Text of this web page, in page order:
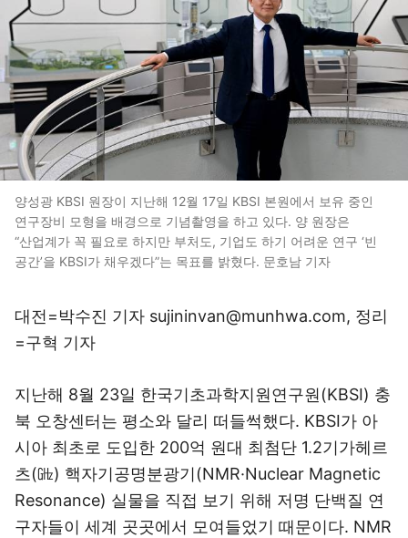
양성광 KBSI 원장이 지난해 12월 17일 KBSI 본원에서 보유 중인
연구장비 모형을 배경으로 기념촬영을 하고 있다. 양 원장은
“산업계가 꼭 필요로 하지만 부처도, 기업도 하기 어려운 연구 ‘빈
공간’을 KBSI가 채우겠다”는 목표를 밝혔다. 문호남 기자
대전=박수진 기자 sujininvan@munhwa.com, 정리
=구혁 기자
지난해 8월 23일 한국기초과학지원연구원(KBSI) 충
북 오창센터는 평소와 달리 떠들썩했다. KBSI가 아
시아 최초로 도입한 200억 원대 최첨단 1.2기가헤르
츠(㎓) 핵자기공명분광기(NMR·Nuclear Magnetic
Resonance) 실물을 직접 보기 위해 저명 단백질 연
구자들이 세계 곳곳에서 모여들었기 때문이다. NMR